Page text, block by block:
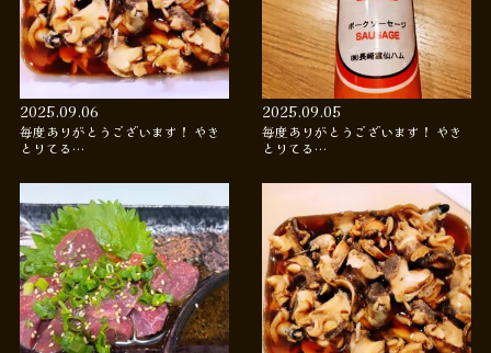
2025.09.06
毎度ありがとうございます！ やき
とりてる…
2025.09.05
毎度ありがとうございます！ やき
とりてる…